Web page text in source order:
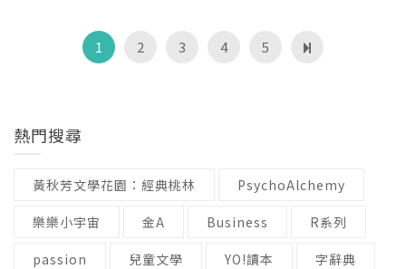
1 2 3 4 5
熱門搜尋
黃秋芳文學花園：經典桃林 PsychoAlchemy
樂樂小宇宙 金A Business R系列
passion 兒童文學 YO!讀本 字辭典